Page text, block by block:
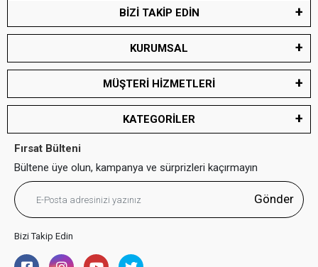
BİZİ TAKİP EDİN
KURUMSAL
MÜŞTERİ HİZMETLERİ
KATEGORİLER
Fırsat Bülteni
Bültene üye olun, kampanya ve sürprizleri kaçırmayın
Gönder
Bizi Takip Edin